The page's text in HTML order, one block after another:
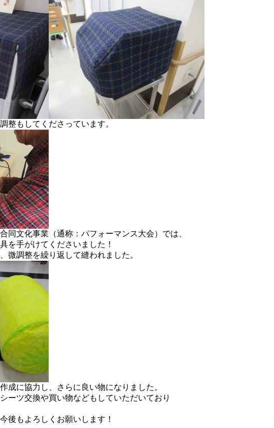
整もしてくださっています。
同文化事業（通称：パフォーマンス大会）では、
を手がけてくださいました！
微調整を繰り返して縫われました。
成に協力し、さらに良い物になりました。
ーツ交換や買い物などもしていただいており
後もよろしくお願いします！